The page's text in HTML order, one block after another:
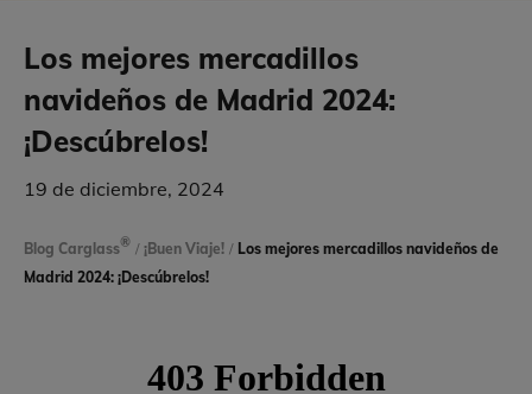
Los mejores mercadillos
navideños de Madrid 2024:
¡Descúbrelos!
19 de diciembre, 2024
Blog Carglass® / ¡Buen Viaje! / Los mejores mercadillos navideños de
Madrid 2024: ¡Descúbrelos!